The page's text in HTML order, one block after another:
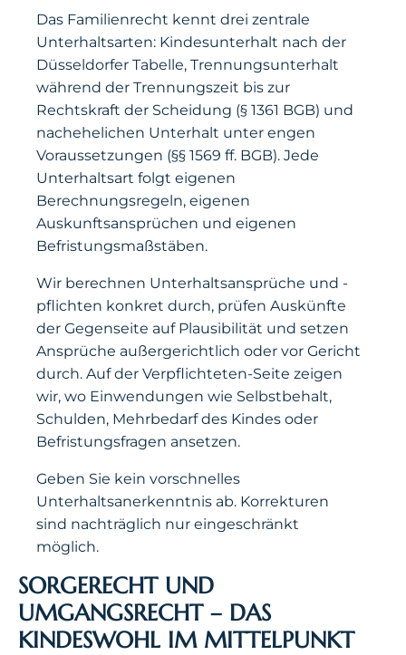
Das Familienrecht kennt drei zentrale
Unterhaltsarten: Kindesunterhalt nach der
Düsseldorfer Tabelle, Trennungsunterhalt
während der Trennungszeit bis zur
Rechtskraft der Scheidung (§ 1361 BGB) und
nachehelichen Unterhalt unter engen
Voraussetzungen (§§ 1569 ff. BGB). Jede
Unterhaltsart folgt eigenen
Berechnungsregeln, eigenen
Auskunftsansprüchen und eigenen
Befristungsmaßstäben.
Wir berechnen Unterhaltsansprüche und -
pflichten konkret durch, prüfen Auskünfte
der Gegenseite auf Plausibilität und setzen
Ansprüche außergerichtlich oder vor Gericht
durch. Auf der Verpflichteten-Seite zeigen
wir, wo Einwendungen wie Selbstbehalt,
Schulden, Mehrbedarf des Kindes oder
Befristungsfragen ansetzen.
Geben Sie kein vorschnelles
Unterhaltsanerkenntnis ab. Korrekturen
sind nachträglich nur eingeschränkt
möglich.
SORGERECHT UND
UMGANGSRECHT – DAS
KINDESWOHL IM MITTELPUNKT